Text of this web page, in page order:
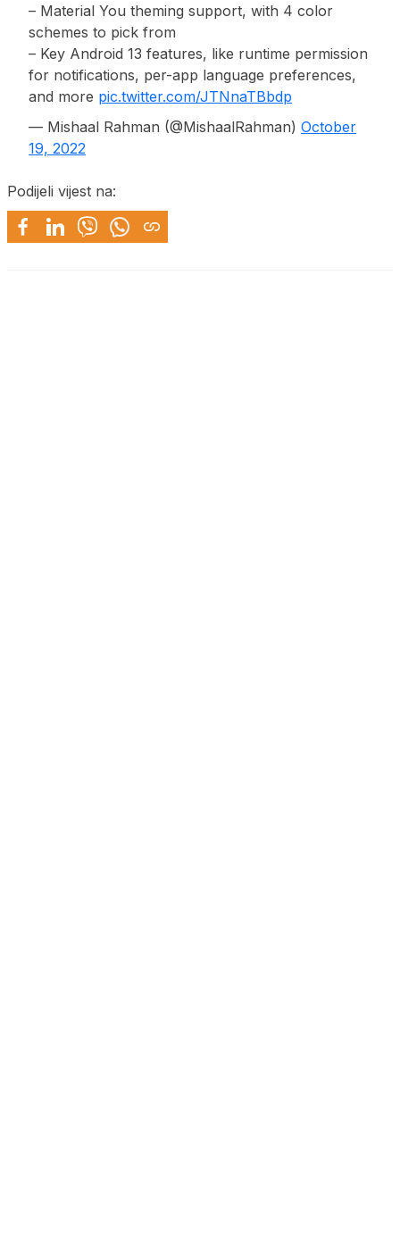
– Material You theming support, with 4 color
schemes to pick from
– Key Android 13 features, like runtime permission
for notifications, per-app language preferences,
and more pic.twitter.com/JTNnaTBbdp
— Mishaal Rahman (@MishaalRahman) October
19, 2022
Podijeli vijest na: